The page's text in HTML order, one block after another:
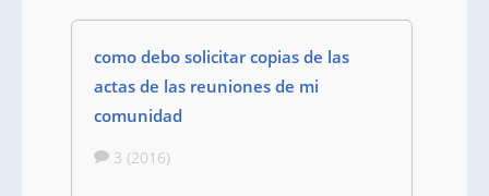
como debo solicitar copias de las
actas de las reuniones de mi
comunidad
3 (2016)